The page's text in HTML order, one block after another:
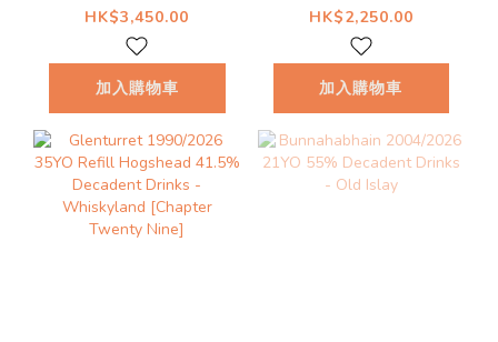
20YO 53%
Decadent Drinks -
Old Islay
HK$3,450.00
加入購物車
52.8% Decadent
Drinks - Decadent
Drams
HK$2,250.00
加入購物車